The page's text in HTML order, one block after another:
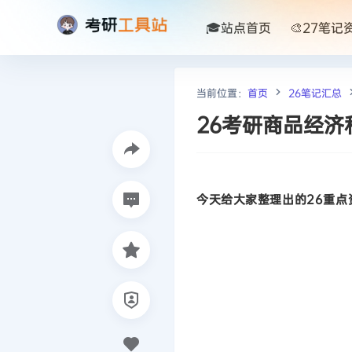
🎓站点首页 🎨27笔记
当前位置： 首页 26笔记汇总
26考研商品经济
今天给大家整理出的26重点